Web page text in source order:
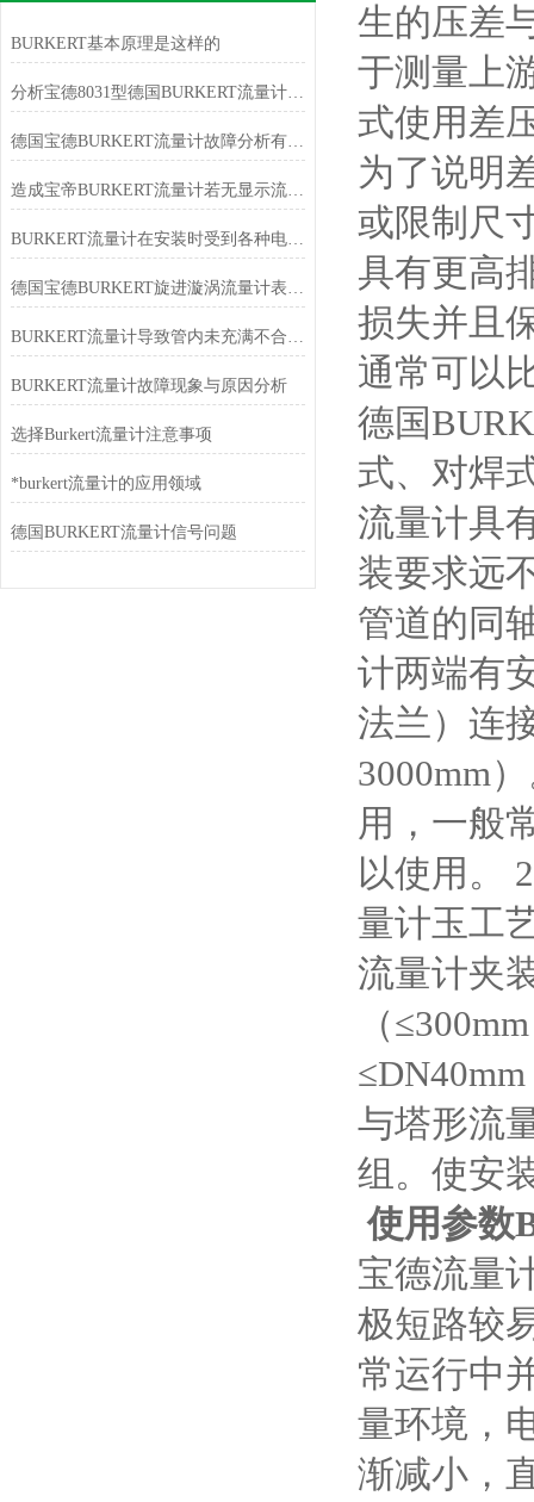
BURKERT基本原理是这样的
分析宝德8031型德国BURKERT流量计便于测量
德国宝德BURKERT流量计故障分析有以下3点
造成宝帝BURKERT流量计若无显示流量是什么原因
BURKERT流量计在安装时受到各种电干扰现象的原因
德国宝德BURKERT旋进漩涡流量计表头无显示的原因
BURKERT流量计导致管内未充满不合理安装的原因
BURKERT流量计故障现象与原因分析
选择Burkert流量计注意事项
*burkert流量计的应用领域
德国BURKERT流量计信号问题
生的压差
于测量上
式使用差
为了说明
或限制尺
具有更高
损失并且
通常可以
德国
式、对焊
流量计具
装要求远
管道的同
计两端有
法兰）连
3000mm
用，一般
以使用。
量计玉工
流量计夹
（
与塔形流
组。使安
使用参数
宝德流量
极短路较
常运行中
量环境，
渐减小，